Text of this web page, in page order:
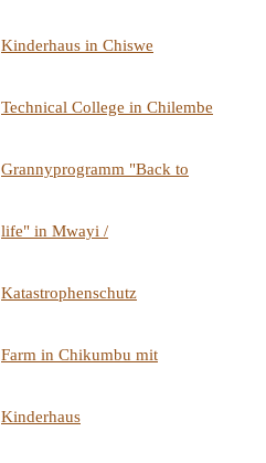
Kinderhaus in Chiswe
Technical College in Chilembe
Grannyprogramm "Back to
life" in Mwayi /
Katastrophenschutz
Farm in Chikumbu mit
Kinderhaus